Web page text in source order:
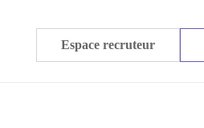
Espace recruteur